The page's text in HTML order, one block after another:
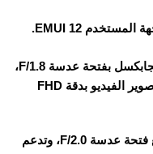
الهاتف يأتي بكاميرا خلفية بدقة 50 ميجابكسل بفتحة عدسة F/1.8،
وتدعم التركيز التلقائي (Auto Focus) وتصوير الفيديو بدقة FHD
الكاميرا الأمامية بدقة 8 ميجابكسل مع فتحة عدسة F/2.0، وتدعم